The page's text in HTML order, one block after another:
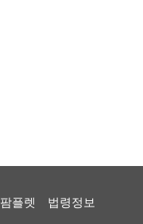
팜플렛
법령정보